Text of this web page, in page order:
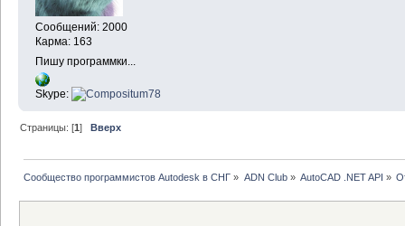
Сообщений: 2000
Карма: 163
Пишу программки...
Skype:
Страницы: [1]Вверх
Сообщество программистов Autodesk в СНГ » ADN Club» AutoCAD .NET API »